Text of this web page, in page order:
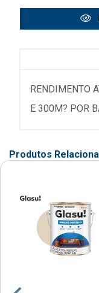
RENDIMENTO
E 300M? POR
Produtos